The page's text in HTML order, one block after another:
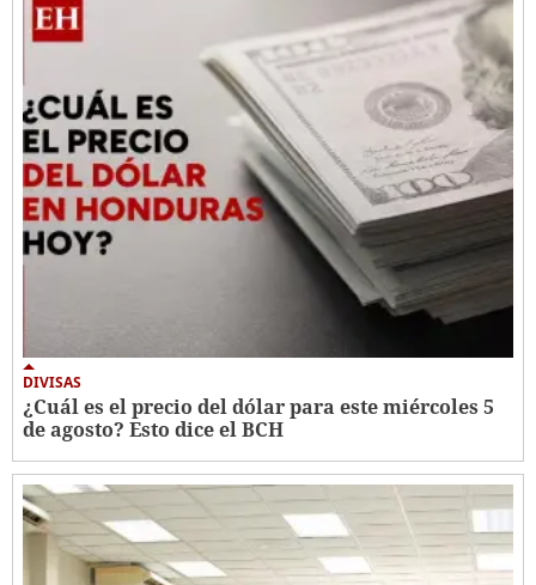
DIVISAS
¿Cuál es el precio del dólar para este miércoles 5
de agosto? Esto dice el BCH